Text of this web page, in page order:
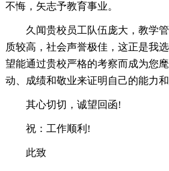
不悔，矢志予教育事业。
久闻贵校员工队伍庞大，教学
质较高，社会声誉极佳，这正是我
望能通过贵校严格的考察而成为您
动、成绩和敬业来证明自己的能力和
其心切切，诚望回函!
祝：工作顺利!
此致